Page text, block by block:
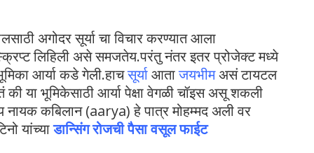
अगोदर सूर्या चा विचार करण्यात आला
लिहिली असे समजतेय.परंतु नंतर इतर प्रोजेक्ट मध्ये
आर्या कडे गेली.हाचसूर्याआताजयभीमअसं टायटल
या भूमिकेसाठी आर्या पेक्षा वेगळी चॉइस असू शकली
नायक कबिलान (aarya) हे पात्र मोहम्मद अली वर
यांच्याडान्सिंग रोजची पैसा वसूल फाईट